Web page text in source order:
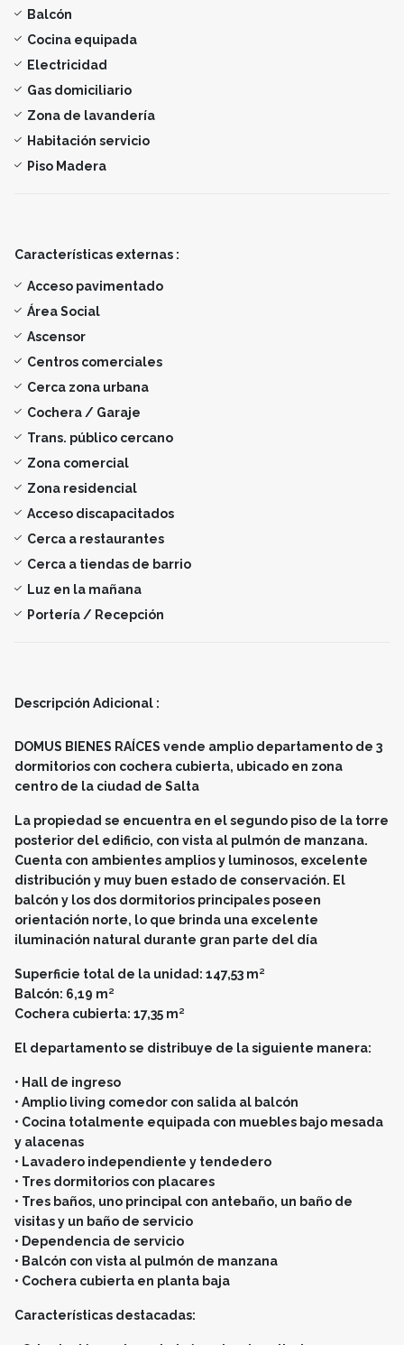
Balcón
Cocina equipada
Electricidad
Gas domiciliario
Zona de lavandería
Habitación servicio
Piso Madera
Características externas :
Acceso pavimentado
Área Social
Ascensor
Centros comerciales
Cerca zona urbana
Cochera / Garaje
Trans. público cercano
Zona comercial
Zona residencial
Acceso discapacitados
Cerca a restaurantes
Cerca a tiendas de barrio
Luz en la mañana
Portería / Recepción
Descripción Adicional :
DOMUS BIENES RAÍCES vende amplio departamento de 3
dormitorios con cochera cubierta, ubicado en zona
centro de la ciudad de Salta
La propiedad se encuentra en el segundo piso de la torre
posterior del edificio, con vista al pulmón de manzana.
Cuenta con ambientes amplios y luminosos, excelente
distribución y muy buen estado de conservación. El
balcón y los dos dormitorios principales poseen
orientación norte, lo que brinda una excelente
iluminación natural durante gran parte del día
Superficie total de la unidad: 147,53 m²
Balcón: 6,19 m²
Cochera cubierta: 17,35 m²
El departamento se distribuye de la siguiente manera:
• Hall de ingreso
• Amplio living comedor con salida al balcón
• Cocina totalmente equipada con muebles bajo mesada
y alacenas
• Lavadero independiente y tendedero
• Tres dormitorios con placares
• Tres baños, uno principal con antebaño, un baño de
visitas y un baño de servicio
• Dependencia de servicio
• Balcón con vista al pulmón de manzana
• Cochera cubierta en planta baja
Características destacadas: